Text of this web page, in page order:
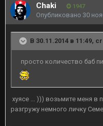
Chaki 1947
Опубликовано 30
В 30.11.2014 в 11:49,
просто количество баб
хуясе ... ))) возьмите меня в
разгружу немного личку